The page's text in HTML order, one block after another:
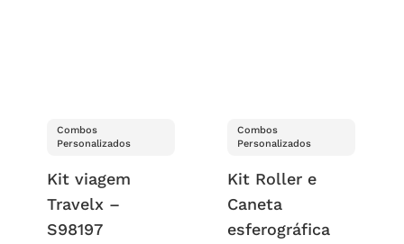
Combos
Personalizados
Kit viagem
Travelx –
S98197
Combos
Personalizados
Kit Roller e
Caneta
esferográfica